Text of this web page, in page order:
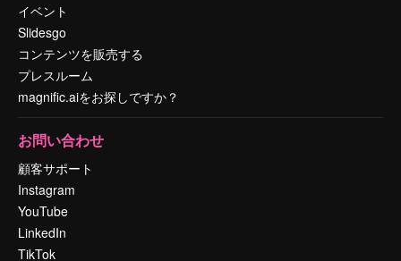
イベント
Slidesgo
コンテンツを販売する
プレスルーム
magnific.aiをお探しですか？
お問い合わせ
顧客サポート
Instagram
YouTube
LinkedIn
TikTok